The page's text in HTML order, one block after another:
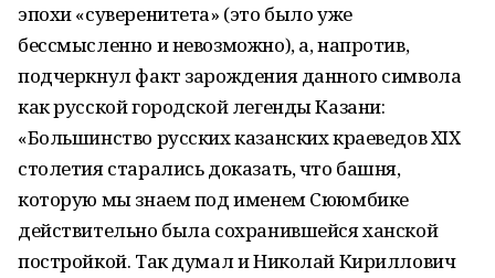
эпохи «суверенитета» (это было уже
бессмысленно и невозможно), а, напротив,
подчеркнул факт зарождения данного символа
как русской городской легенды Казани:
«Большинство русских казанских краеведов XIX
столетия старались доказать, что башня,
которую мы знаем под именем Сююмбике
действительно была сохранившейся ханской
постройкой. Так думал и Николай Кириллович